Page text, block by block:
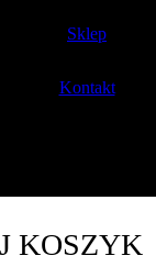
Sklep
Kontakt
KOSZYK